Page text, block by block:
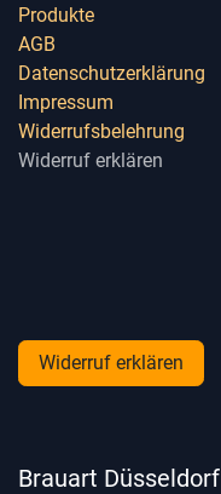
Produkte
AGB
Datenschutzerklärung
Impressum
Widerrufsbelehrung
Widerruf erklären
Widerruf erklären
Brauart Düsseldorf